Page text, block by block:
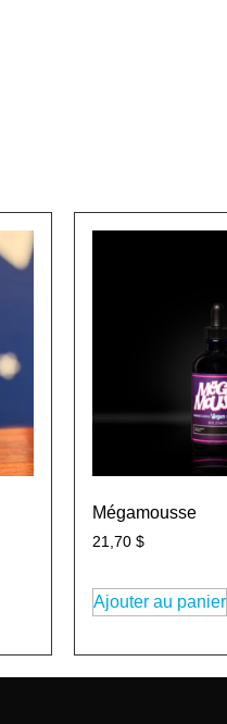
Mégamousse
21,70 $
Ajouter au panier